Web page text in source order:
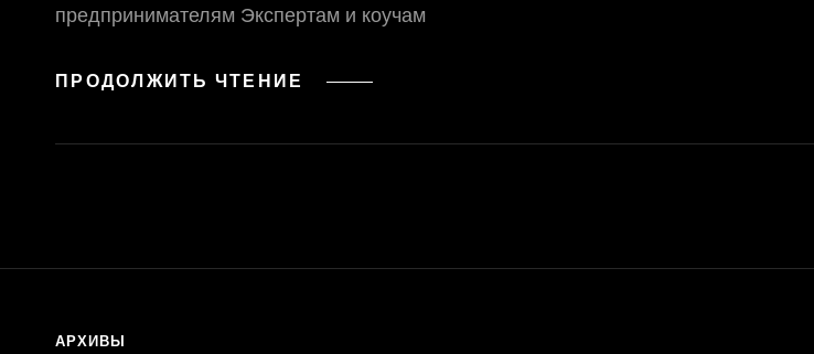
предпринимателям Экспертам и коучам
ПРОДОЛЖИТЬ ЧТЕНИЕ ПОДБОРКА
АРХИВЫ